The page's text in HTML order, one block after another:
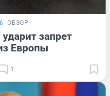
ОБЗОР
запрет
Европы
1